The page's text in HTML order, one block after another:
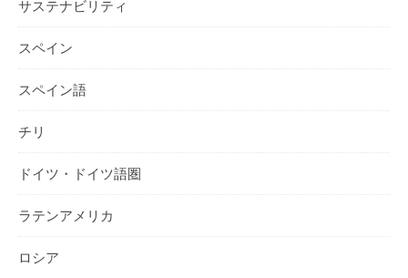
サステナビリティ
スペイン
スペイン語
チリ
ドイツ・ドイツ語圏
ラテンアメリカ
ロシア